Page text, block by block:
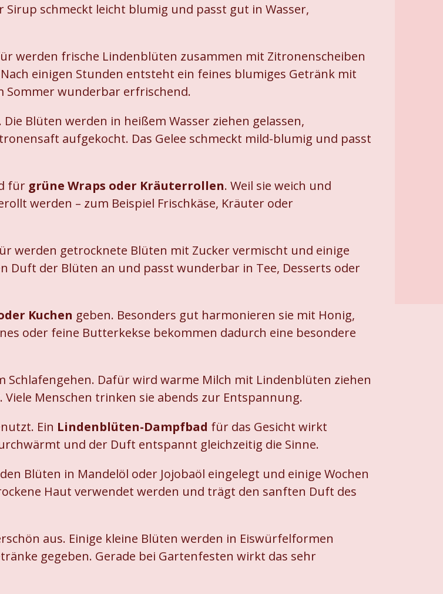
schmeckt leicht blumig und passt gut in Wasser,
werden frische Lindenblüten zusammen mit Zitronenscheiben
einigen Stunden entsteht ein feines blumiges Getränk mit
Sommer wunderbar erfrischend.
Blüten werden in heißem Wasser ziehen gelassen,
aufgekocht. Das Gelee schmeckt mild-blumig und passt
für grüne Wraps oder Kräuterrollen. Weil sie weich und
werden – zum Beispiel Frischkäse, Kräuter oder
werden getrocknete Blüten mit Zucker vermischt und einige
Duft der Blüten an und passt wunderbar in Tee, Desserts oder
Kuchen geben. Besonders gut harmonieren sie mit Honig,
oder feine Butterkekse bekommen dadurch eine besondere
Schlafengehen. Dafür wird warme Milch mit Lindenblüten ziehen
Menschen trinken sie abends zur Entspannung.
Ein Lindenblüten-Dampfbad für das Gesicht wirkt
und der Duft entspannt gleichzeitig die Sinne.
Blüten in Mandelöl oder Jojobaöl eingelegt und einige Wochen
Haut verwendet werden und trägt den sanften Duft des
aus. Einige kleine Blüten werden in Eiswürfelformen
gegeben. Gerade bei Gartenfesten wirkt das sehr